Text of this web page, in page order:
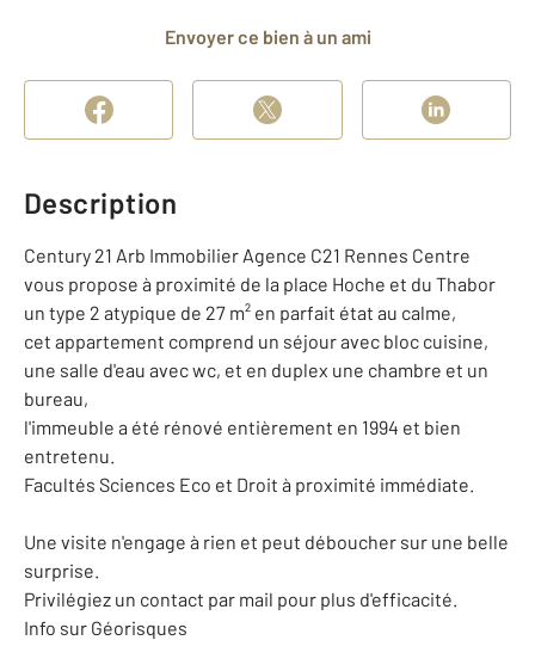
Envoyer ce bien à un ami
Description
Century 21 Arb Immobilier Agence C21 Rennes Centre
vous propose à proximité de la place Hoche et du Thabor
un type 2 atypique de 27 m² en parfait état au calme,
cet appartement comprend un séjour avec bloc cuisine,
une salle d'eau avec wc, et en duplex une chambre et un
bureau,
l'immeuble a été rénové entièrement en 1994 et bien
entretenu.
Facultés Sciences Eco et Droit à proximité immédiate.
Une visite n'engage à rien et peut déboucher sur une belle
surprise.
Privilégiez un contact par mail pour plus d'efficacité.
Info sur Géorisques